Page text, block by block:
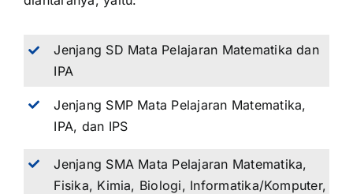
Jenjang SD Mata Pelajaran Matematika dan
IPA
Jenjang SMP Mata Pelajaran Matematika,
IPA, dan IPS
Jenjang SMA Mata Pelajaran Matematika,
Fisika, Kimia, Biologi, Informatika/Komputer,